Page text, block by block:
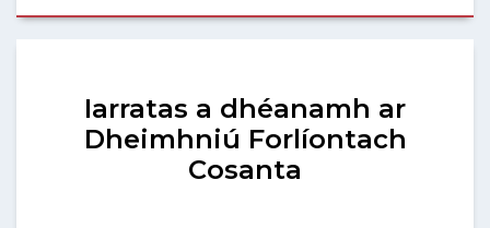
Iarratas a dhéanamh ar
Dheimhniú Forlíontach
Cosanta